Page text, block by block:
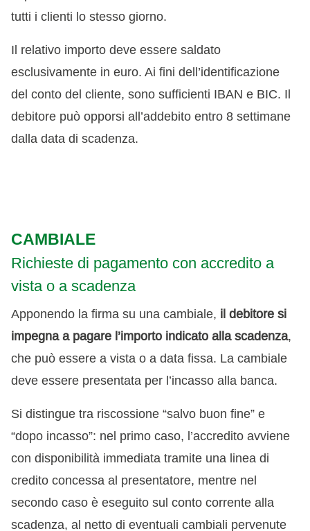
tutti i clienti lo stesso giorno.
Il relativo importo deve essere saldato
esclusivamente in euro. Ai fini dell’identificazione
del conto del cliente, sono sufficienti IBAN e BIC. Il
debitore può opporsi all’addebito entro 8 settimane
dalla data di scadenza.
CAMBIALE
Richieste di pagamento con accredito a
vista o a scadenza
Apponendo la firma su una cambiale, il debitore si
impegna a pagare l’importo indicato alla scadenza,
che può essere a vista o a data fissa. La cambiale
deve essere presentata per l’incasso alla banca.
Si distingue tra riscossione “salvo buon fine” e
“dopo incasso”: nel primo caso, l’accredito avviene
con disponibilità immediata tramite una linea di
credito concessa al presentatore, mentre nel
secondo caso è eseguito sul conto corrente alla
scadenza, al netto di eventuali cambiali pervenute